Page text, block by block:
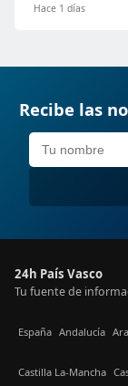
Hace 1 días
Recibe las
24h País Vasco
Tu fuente de
España Andalucía
Castilla La-Mancha